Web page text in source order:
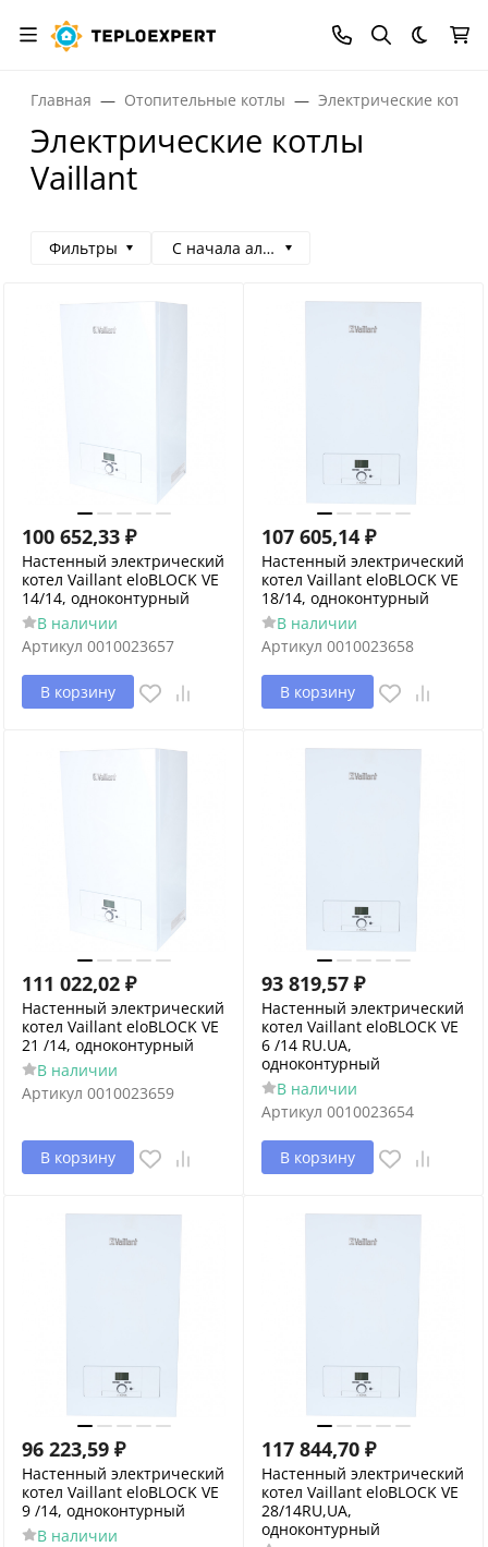
Темная
Главная Отопительные котлы Электрические котлы
Электрические котлы
Vaillant
Фильтры С начала алфавита
100 652,33 ₽
Настенный электрический
котел Vaillant eloBLOCK VE
14/14, одноконтурный
В наличии
Артикул 0010023657
В корзину
107 605,14 ₽
Настенный электрический
котел Vaillant eloBLOCK VE
18/14, одноконтурный
В наличии
Артикул 0010023658
В корзину
111 022,02 ₽
Настенный электрический
котел Vaillant eloBLOCK VE
21 /14, одноконтурный
В наличии
Артикул 0010023659
В корзину
93 819,57 ₽
Настенный электрический
котел Vaillant eloBLOCK VE
6 /14 RU.UA,
одноконтурный
В наличии
Артикул 0010023654
В корзину
96 223,59 ₽
Настенный электрический
котел Vaillant eloBLOCK VE
9 /14, одноконтурный
В наличии
117 844,70 ₽
Настенный электрический
котел Vaillant eloBLOCK VE
28/14RU,UA,
одноконтурный